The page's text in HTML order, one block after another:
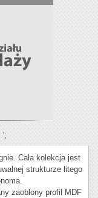
';
Cała kolekcja jest
strukturze litego
zaoblony profil MDF